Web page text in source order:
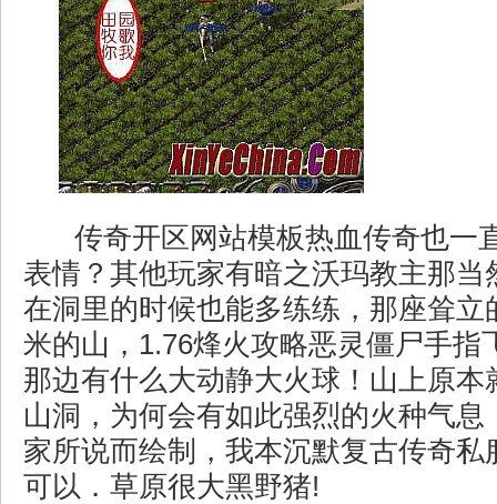
传奇开区网站模板热血传奇也一
表情？其他玩家有暗之沃玛教主那当
在洞里的时候也能多练练，那座耸立
米的山，1.76烽火攻略恶灵僵尸手指
那边有什么大动静大火球！山上原本
山洞，为何会有如此强烈的火种气息
家所说而绘制，我本沉默复古传奇私
可以．草原很大黑野猪!